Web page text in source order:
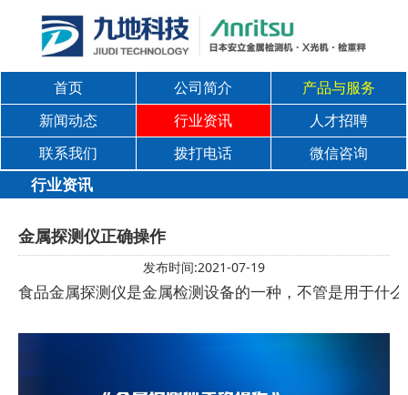
首页 公司简介
产品与服务
新闻动态
行业资讯
人才招聘
联系我们
拨打电话 微信咨询
行业资讯
金属探测仪正确操作
发布时间:2021-07-19
食品金属探测仪是金属检测设备的一种，不管是用于什